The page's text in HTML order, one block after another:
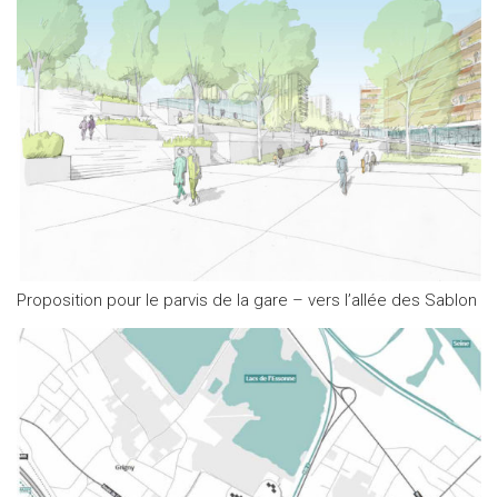
Proposition pour le parvis de la gare – vers l’allée des Sablon